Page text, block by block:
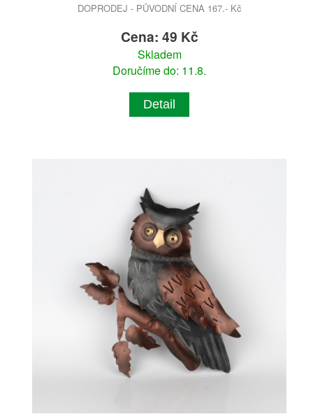
DOPRODEJ - PŮVODNÍ CENA 167.- Kč
Cena: 49 Kč
Skladem
Doručíme do: 11.8.
Detail